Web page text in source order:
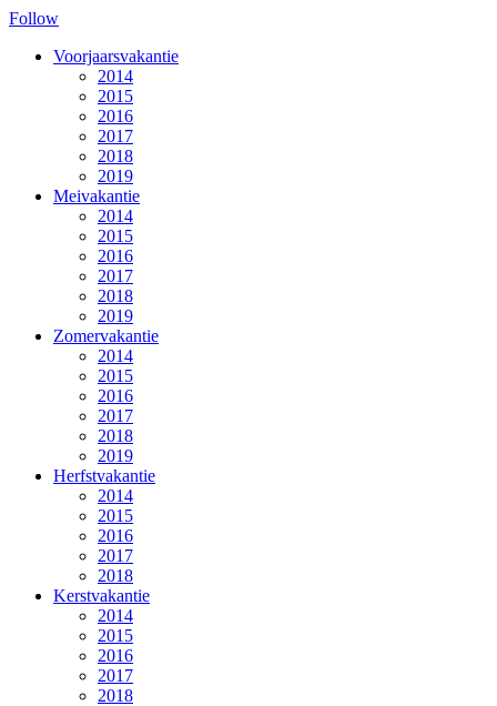
Follow
Voorjaarsvakantie
2014
2015
2016
2017
2018
2019
Meivakantie
2014
2015
2016
2017
2018
2019
Zomervakantie
2014
2015
2016
2017
2018
2019
Herfstvakantie
2014
2015
2016
2017
2018
Kerstvakantie
2014
2015
2016
2017
2018